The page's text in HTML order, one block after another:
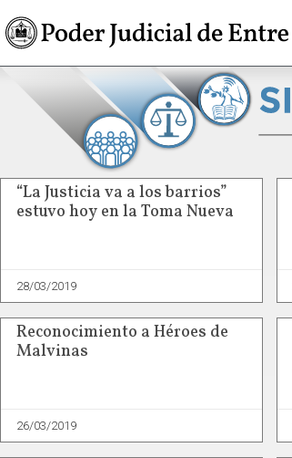
“La Justicia va a los barrios”
estuvo hoy en la Toma Nueva
28/03/2019
Reconocimiento a Héroes de
Malvinas
26/03/2019